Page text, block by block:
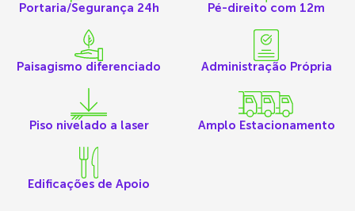
Portaria/Segurança 24h Pé-direito com 12m
Paisagismo diferenciado Administração Própria
Piso nivelado a laser Amplo Estacionamento
Edificações de Apoio